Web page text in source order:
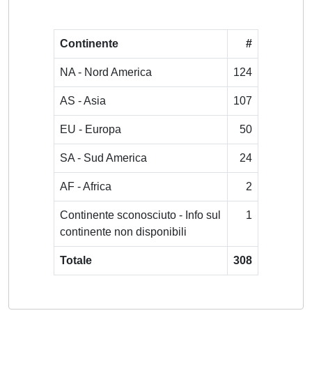
Continente #
NA - Nord America 124
AS - Asia 107
EU - Europa 50
SA - Sud America 24
AF - Africa 2
Continente sconosciuto - Info sul
continente non disponibili
1
Totale 308